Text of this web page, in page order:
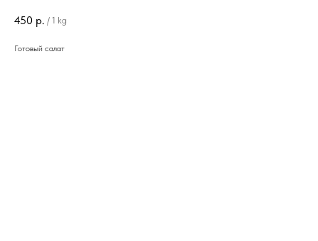
450 р. / 1 kg
Готовый салат